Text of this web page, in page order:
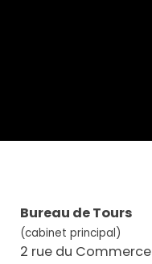
Bureau de Tours
(cabinet principal)
2 rue du Commerce